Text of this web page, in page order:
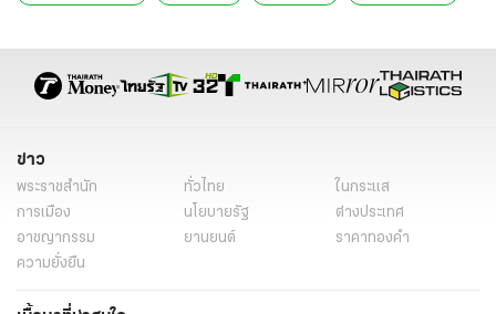
ข่าว
พระราชสำนัก ทั่วไทย
ในกระแส
การเมือง
นโยบายรัฐ
ต่างประเทศ
อาชญากรรม
ยานยนต์
ราคาทองคำ
ความยั่งยืน